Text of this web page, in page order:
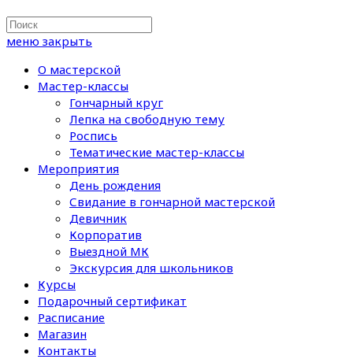
Search
this
меню закрыть
О мастерской
Мастер-классы
Гончарный круг
Лепка на свободную тему
Роспись
Тематические мастер-классы
Мероприятия
День рождения
Свидание в гончарной мастерской
Девичник
Корпоратив
Выездной МК
Экскурсия для школьников
Курсы
Подарочный сертификат
Расписание
Магазин
Контакты